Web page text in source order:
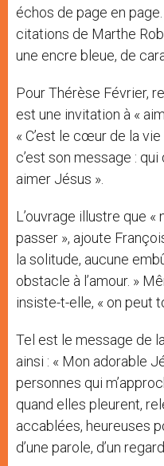
échos de page en
citations de Marthe
une encre bleue, de
Pour Thérèse Février,
est une invitation à «
« C’est le cœur de la
c’est son message :
aimer Jésus ».
L’ouvrage illustre que «
passer », ajoute
la solitude, aucune
obstacle à l’amour. »
insiste-t-elle, « on peut
Tel est le message de
ainsi : « Mon adorable
personnes qui
quand elles pleurent,
accablées, heureuses
d’une parole, d’un